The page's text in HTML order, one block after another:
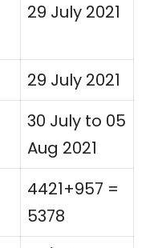
29 July 2021
29 July 2021
30 July to 05
Aug 2021
4421+957 =
5378